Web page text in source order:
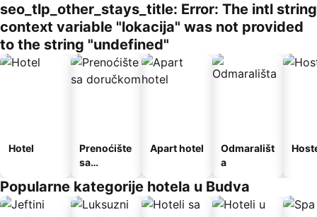
seo_tlp_other_stays_title: Error: The intl string
context variable "lokacija" was not provided
to the string "undefined"
Hotel
Prenoćište
sa
Apart hotel
Odmarališt
a
Popularne kategorije hotela u Budva